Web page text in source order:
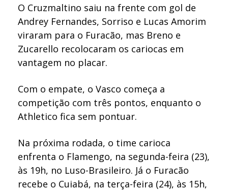
O Cruzmaltino saiu na frente com gol de
Andrey Fernandes, Sorriso e Lucas Amorim
viraram para o Furacão, mas Breno e
Zucarello recolocaram os cariocas em
vantagem no placar.
Com o empate, o Vasco começa a
competição com três pontos, enquanto o
Athletico fica sem pontuar.
Na próxima rodada, o time carioca
enfrenta o Flamengo, na segunda-feira (23),
às 19h, no Luso-Brasileiro. Já o Furacão
recebe o Cuiabá, na terça-feira (24), às 15h,